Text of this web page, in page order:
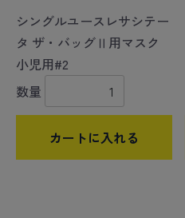
シングルユースレサシテー
タ ザ・バッグⅡ用マスク
小児用#2
数量
カートに入れる